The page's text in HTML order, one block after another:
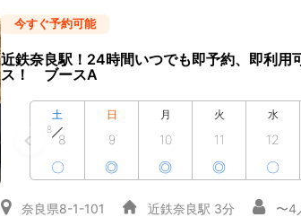
今すぐ予約可能
近鉄奈良駅！24時間いつでも即予約、即利用
ス！ ブースA
土
8
8
〇
日
9
◎
月
10
◎
火
11
◎
水
12
〇
奈良県8-1-101 近鉄奈良駅 3分 〜4